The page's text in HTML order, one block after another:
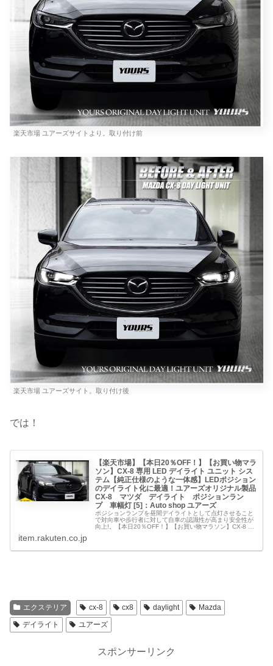
楽天市場 ユアーズサイトより。取り付け前
楽天市場 ユアーズサイト。取り付け後
では！
【楽天市場】【本日20％OFF！】【お買い物マラ
ソン】CX-8 専用 LED デイライト ユニット シス
テム【純正仕様のような一体感】LEDポジション
のデイライト化に最適！ユアーズオリジナル製品
CX-8 マツダ デイライト ポジションラン
プ 車幅灯 [5]：Auto shop ユアーズ
ポジションランプを昼間デイライトとして点灯させること
で対向車や歩行者に対して自車の認識性が高まり安全性が
向上!。【本日20％OFF！】【お買い物マラソン】CX-8 専
item.rakuten.co.jp
エクステリア cx-8 cx8 daylight
Mazda
デイライト
ユアーズ
スポンサーリンク